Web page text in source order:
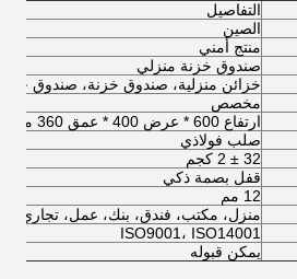
التفاصيل
الصين
منتج أمني
صندوق خزنة منزلي
خزائن منزلية، صندوق خزنة، صندوق
مخصص
ارتفاع 600 * عرض 400 * عمق 360 مم
صلب فولاذي
32 ± 2 كجم
قفل بصمة ذكي
12 مم
منزل، مكتب، فندق، بنك، عمل، تجاري
ISO9001، ISO14001
يمكن قبوله